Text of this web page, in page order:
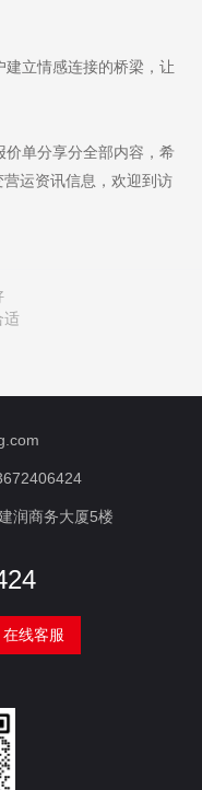
立情感连接的桥梁，让
单分享分全部内容，希
运资讯信息，欢迎到访
适
润商务大厦5楼
线客服